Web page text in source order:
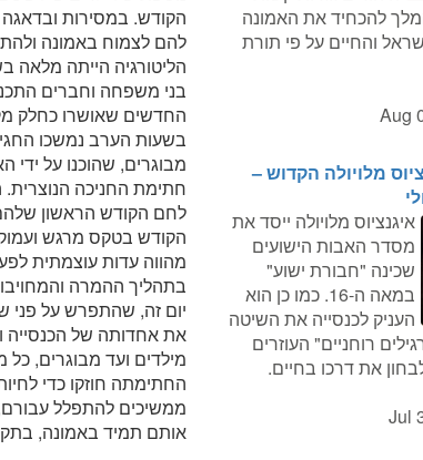
המלך להכחיד את האמונה
והחיים על פי תורת
Aug
מלויולה הקדוש –
איגנציוס מלויולה ייסד את
מסדר האבות הישועים
שכינה "חבורת ישוע"
במאה ה-16. כמו כן הוא
העניק לכנסייה את השיטה
רוחניים" העוזרים
את דרכו בחיים.
Jul
הקודש. במסירות
להם לצמוח באמונה
הליטורגיה הייתה מלאה
בני משפחה וחברים
החדשים שאושרו כחלק
בשעות הערב נמשכו
מבוגרים, שהוכנו על ידי
חתימת החניכה
לחם הקודש הראשון
הקודש בטקס מרגש
מהווה עדות עוצמתית
בתהליך ההמרה
יום זה, שהתפרש על פני
את אחדותה של הכנסייה
מילדים ועד מבוגרים, כל
החתימתה חוזקו כדי
ממשיכים להתפלל
אותם תמיד באמונה,